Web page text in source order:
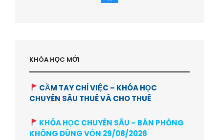
KHÓA HỌC MỚI
CẦM TAY CHỈ VIỆC – KHÓA HỌC
CHUYÊN SÂU THUÊ VÀ CHO THUÊ
KHÓA HỌC CHUYÊN SÂU – BÁN PHÒNG
KHÔNG DÙNG VỐN 29/08/2026